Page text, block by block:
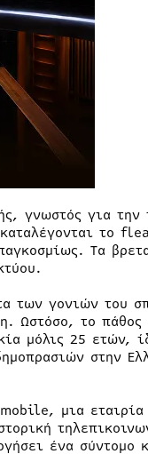
γνωστός για την
το
Τα
των γονιών του
Ωστόσο, το
μόλις 25
στην
μια
ένα σύντομο